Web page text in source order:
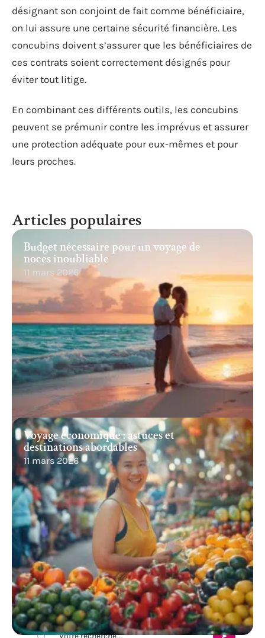
désignant son conjoint de fait comme bénéficiaire,
on lui assure une certaine sécurité financière. Les
concubins doivent s’assurer que les bénéficiaires de
ces contrats soient correctement désignés pour
éviter tout litige.
En combinant ces différents outils, les concubins
peuvent se prémunir contre les imprévus et assurer
une protection adéquate pour eux-mêmes et pour
leurs proches.
Articles populaires
Budget nécessaire pour un voyage de
noces inoubliable
11 mars 2026
Voyage économique : astuces et
destinations abordables
11 mars 2026
Recherche